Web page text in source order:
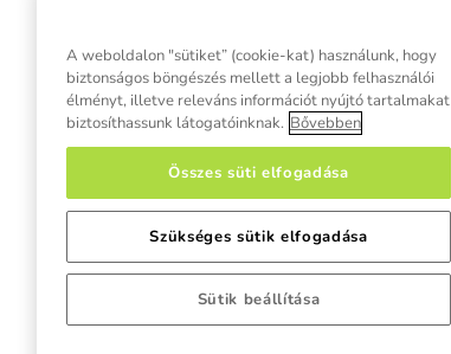
A weboldalon "sütiket” (cookie-kat) használunk, hogy
biztonságos böngészés mellett a legjobb felhasználói
élményt, illetve releváns információt nyújtó tartalmakat
biztosíthassunk látogatóinknak. Bővebben
Összes süti elfogadása
Szükséges sütik elfogadása
Sütik beállítása